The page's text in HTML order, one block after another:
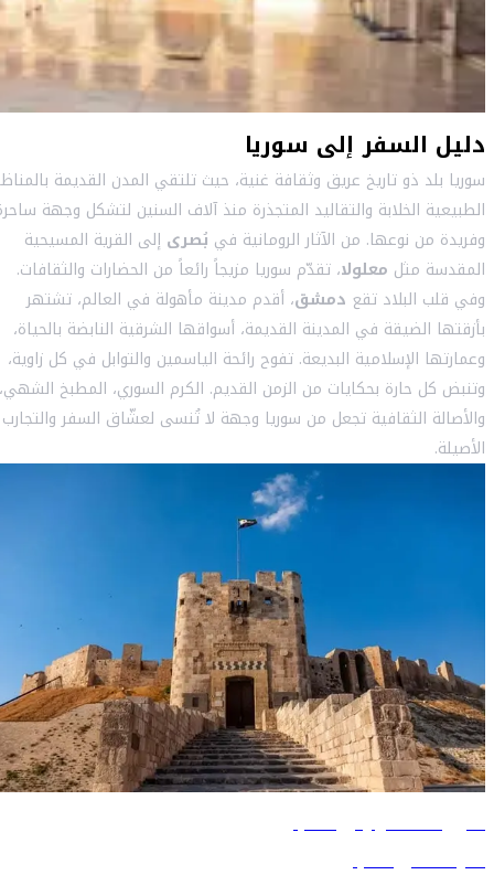
دليل السفر إلى سوريا
سوريا بلد ذو تاريخ عريق وثقافة غنية، حيث تلتقي المدن القديمة
الطبيعية الخلابة والتقاليد المتجذرة منذ آلاف السنين لتشكل وجهة
وفريدة من نوعها. من الآثار الرومانية في بُصرى إلى القرية المسيحية
المقدسة مثل معلولا، تقدّم سوريا مزيجاً رائعاً من الحضارات والثقافات.
وفي قلب البلاد تقع دمشق، أقدم مدينة مأهولة في العالم، تشتهر
بأزقتها الضيقة في المدينة القديمة، أسواقها الشرقية النابضة بالحياة،
وعمارتها الإسلامية البديعة. تفوح رائحة الياسمين والتوابل في كل زاوية،
وتنبض كل حارة بحكايات من الزمن القديم. الكرم السوري، المطبخ الشهي،
والأصالة الثقافية تجعل من سوريا وجهة لا تُنسى لعشّاق السفر والتجارب
الأصيلة.
دليل السفر إلى حلب
تعرّف على حلب